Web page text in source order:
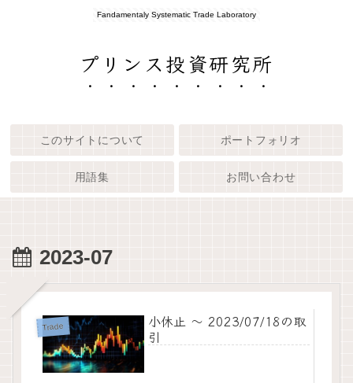
Fandamentaly Systematic Trade Laboratory
プリンス投資研究所
このサイトについて ポートフォリオ
用語集 お問い合わせ
2023-07
Trade
小休止 ～ 2023/07/18の取
引